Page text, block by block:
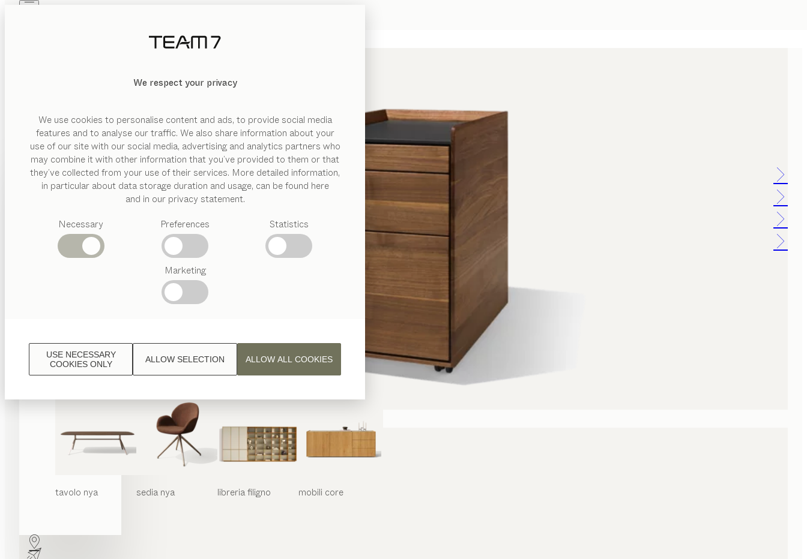
We respect your privacy
We use cookies to personalise content and ads, to provide social media
features and to analyse our traffic. We also share information about your
use of our site with our social media, advertising and analytics partners who
may combine it with other information that you’ve provided to them or that
they’ve collected from your use of their services. More detailed information,
in particular about data storage duration and usage, can be found here
and in our privacy statement.
Necessary
Preferences Statistics
Marketing
USE NECESSARY
COOKIES ONLY
ALLOW SELECTION ALLOW ALL COOKIES
Tavoli
pranzo
Cucine
Librerie
Interior
Design
TEAM
7 Welt
tavolo nya sedianya libreriafiligno mobili core
PRODOTTI
CHI SIAMO
RIVENDITORI